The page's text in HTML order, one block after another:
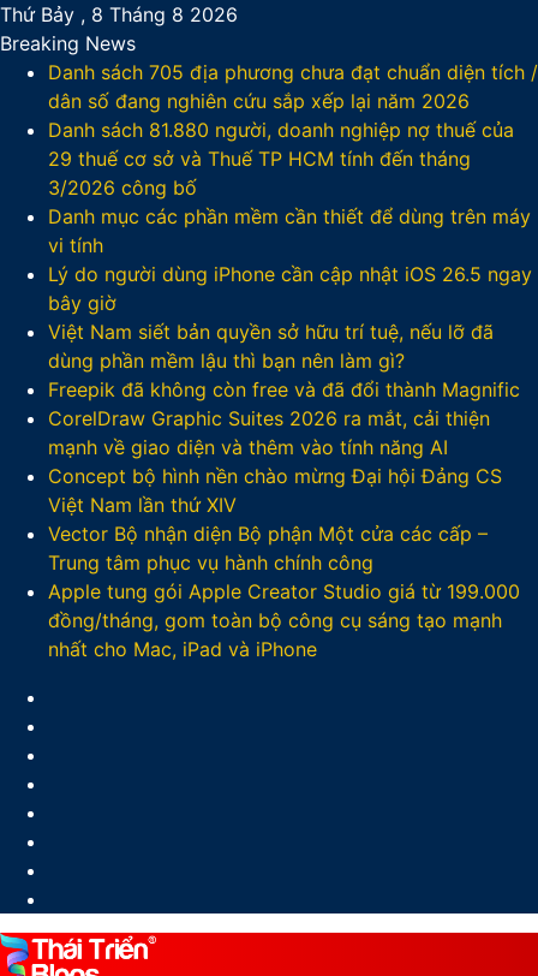
Thứ Bảy , 8 Tháng 8 2026
Breaking News
Danh sách 705 địa phương chưa đạt chuẩn diện tích /
dân số đang nghiên cứu sắp xếp lại năm 2026
Danh sách 81.880‬ người, doanh nghiệp nợ thuế của
29 thuế cơ sở và Thuế TP HCM tính đến tháng
3/2026 công bố
Danh mục các phần mềm cần thiết để dùng trên máy
vi tính
Lý do người dùng iPhone cần cập nhật iOS 26.5 ngay
bây giờ
Việt Nam siết bản quyền sở hữu trí tuệ, nếu lỡ đã
dùng phần mềm lậu thì bạn nên làm gì?
Freepik đã không còn free và đã đổi thành Magnific
CorelDraw Graphic Suites 2026 ra mắt, cải thiện
mạnh về giao diện và thêm vào tính năng AI
Concept bộ hình nền chào mừng Đại hội Đảng CS
Việt Nam lần thứ XIV
Vector Bộ nhận diện Bộ phận Một cửa các cấp –
Trung tâm phục vụ hành chính công
Apple tung gói Apple Creator Studio giá từ 199.000
đồng/tháng, gom toàn bộ công cụ sáng tạo mạnh
nhất cho Mac, iPad và iPhone